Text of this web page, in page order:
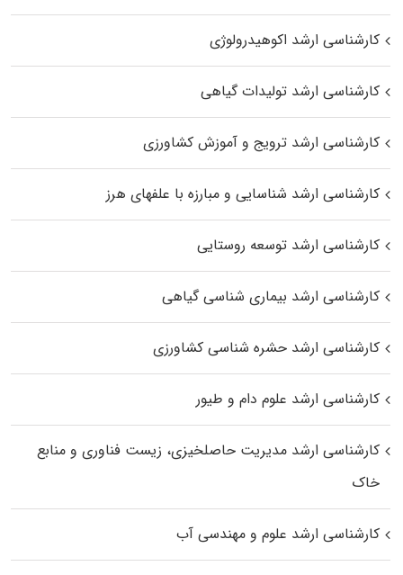
کارشناسی ارشد اکوهیدرولوژی
کارشناسی ارشد تولیدات گیاهی
کارشناسی ارشد ترویج و آموزش کشاورزی
کارشناسی ارشد شناسایی و مبارزه با علفهای هرز
کارشناسی ارشد توسعه روستایی
کارشناسی ارشد بیماری‌ شناسی گیاهی
کارشناسی ارشد حشره‌ شناسی کشاورزی
کارشناسی ارشد علوم دام و طیور
کارشناسی ارشد مدیریت حاصلخیزی، زیست فناوری و منابع
خاک
کارشناسی ارشد علوم و مهندسی آب